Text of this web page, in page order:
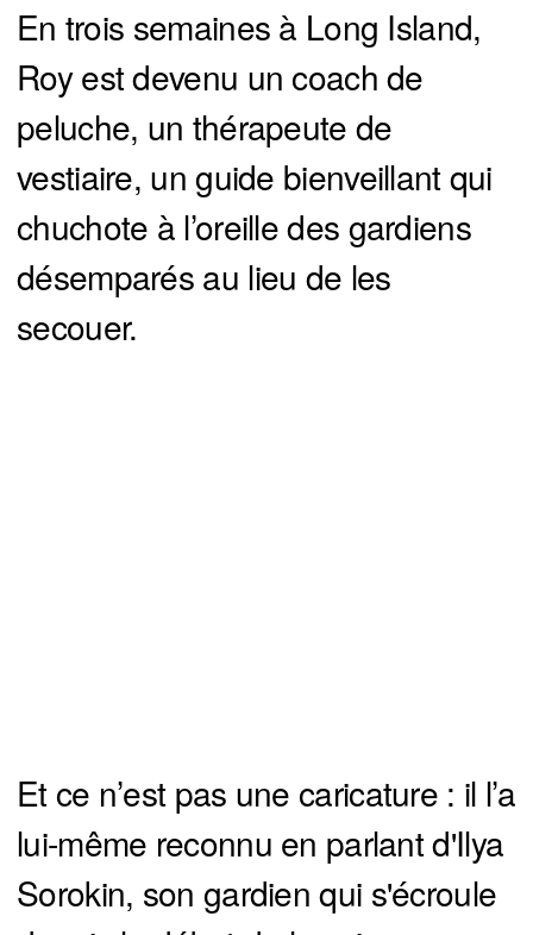
En trois semaines à Long Island,
Roy est devenu un coach de
peluche, un thérapeute de
vestiaire, un guide bienveillant qui
chuchote à l’oreille des gardiens
désemparés au lieu de les
secouer.
Et ce n’est pas une caricature : il l’a
lui-même reconnu en parlant d'Ilya
Sorokin, son gardien qui s'écroule